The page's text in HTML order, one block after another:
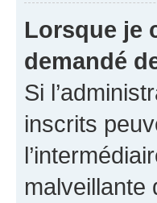
Lorsque je
demandé
Si
inscrits
malveillante